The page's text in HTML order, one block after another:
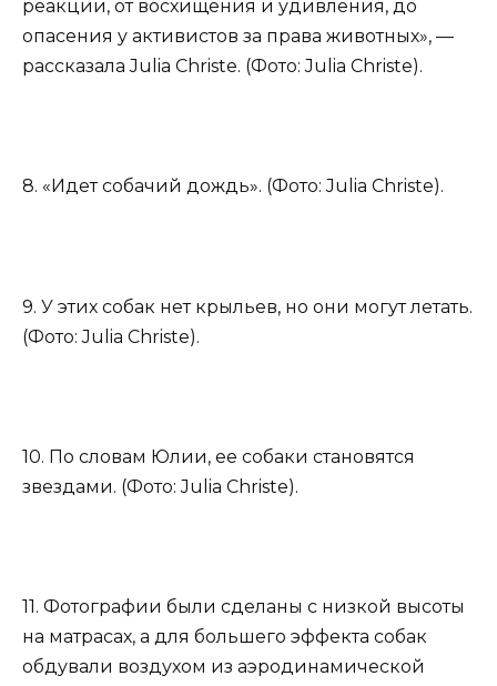
реакции, от восхищения и удивления, до
опасения у активистов за права животных», —
рассказала Julia Christe. (Фото: Julia Christe).
8. «Идет собачий дождь». (Фото: Julia Christe).
9. У этих собак нет крыльев, но они могут летать.
(Фото: Julia Christe).
10. По словам Юлии, ее собаки становятся
звездами. (Фото: Julia Christe).
11. Фотографии были сделаны с низкой высоты
на матрасах, а для большего эффекта собак
обдували воздухом из аэродинамической